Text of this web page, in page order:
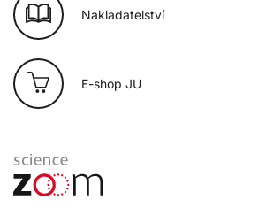
Nakladatelství
E-shop JU